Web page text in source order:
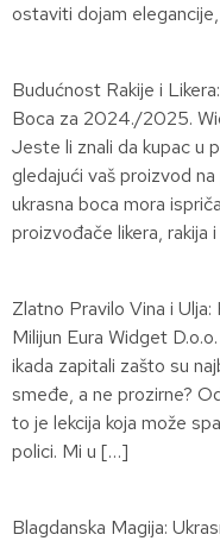
ostaviti dojam
Budućnost Rakije i
Boca za 2024./2025.
Jeste li znali da kupac u
gledajući vaš proizvod
ukrasna boca mora
proizvođače likera,
Zlatno Pravilo Vina i
Milijun Eura Widget
ikada zapitali zašto su
smeđe, a ne prozirne?
to je lekcija koja može
polici. Mi u […]
Blagdanska Magija: